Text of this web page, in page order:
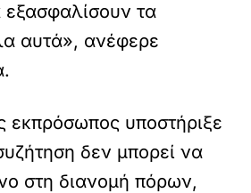
τα
αυτά», ανέφερε
εκπρόσωπος υποστήριξε
δεν μπορεί να
στη διανομή πόρων,